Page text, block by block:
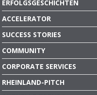
ERFOLGSGESCHICHTEN
ACCELERATOR
SUCCESS STORIES
COMMUNITY
CORPORATE SERVICES
RHEINLAND-PITCH